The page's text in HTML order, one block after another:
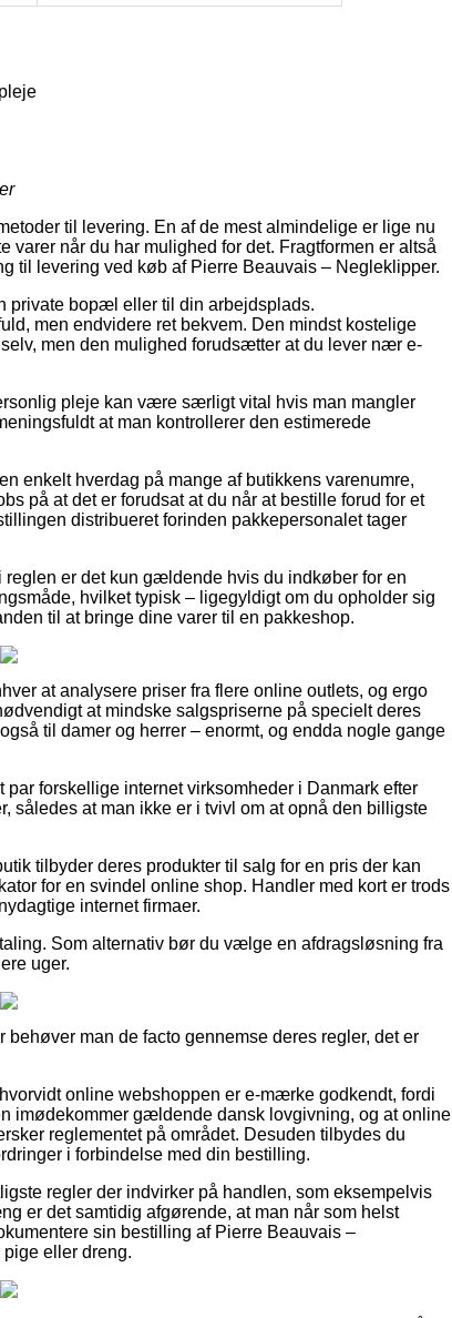
til levering. En af de mest almindelige er lige nu
varer når du har mulighed for det. Fragtformen er altså
til levering ved køb af Pierre Beauvais – Negleklipper.
private bopæl eller til din arbejdsplads.
men endvidere ret bekvem. Den mindst kostelige
men den mulighed forudsætter at du lever nær e-
pleje kan være særligt vital hvis man mangler
at man kontrollerer den estimerede
enkelt hverdag på mange af butikkens varenumre,
på at det er forudsat at du når at bestille forud for et
distribueret forinden pakkepersonalet tager
er det kun gældende hvis du indkøber for en
hvilket typisk – ligegyldigt om du opholder sig
til at bringe dine varer til en pakkeshop.
at analysere priser fra flere online outlets, og ergo
at mindske salgspriserne på specielt deres
til damer og herrer – enormt, og endda nogle gange
forskellige internet virksomheder i Danmark efter
således at man ikke er i tvivl om at opnå den billigste
tilbyder deres produkter til salg for en pris der kan
for en svindel online shop. Handler med kort er trods
internet firmaer.
Som alternativ bør du vælge en afdragsløsning fra
uger.
man de facto gennemse deres regler, det er
online webshoppen er e-mærke godkendt, fordi
imødekommer gældende dansk lovgivning, og at online
reglementet på området. Desuden tilbydes du
i forbindelse med din bestilling.
regler der indvirker på handlen, som eksempelvis
er det samtidig afgørende, at man når som helst
sin bestilling af Pierre Beauvais –
eller dreng.